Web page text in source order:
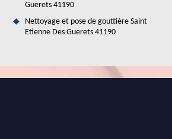
L'isolation soufflée des combles
Guerets 41190
Nettoyage et pose de gouttière Saint
Etienne Des Guerets 41190